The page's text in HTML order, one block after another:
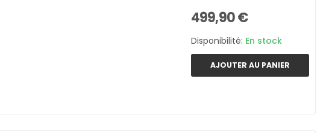
499,90 €
Disponibilité: En stock
AJOUTER AU PANIER